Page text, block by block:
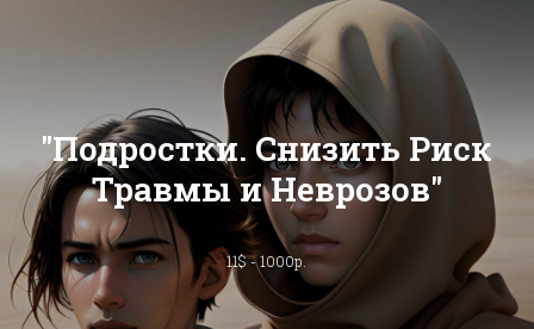
"Подростки. Снизить Риск
Травмы и Неврозов"
11$ - 1000р.